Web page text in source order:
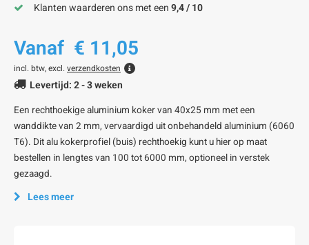
Klanten waarderen ons met een9,4 / 10
Vanaf € 11,05
incl. btw, excl. verzendkosten
Levertijd: 2 - 3 weken
Een rechthoekige aluminium koker van 40x25 mm met een
wanddikte van 2 mm, vervaardigd uit onbehandeld aluminium (6060
T6). Dit alu kokerprofiel (buis) rechthoekig kunt u hier op maat
bestellen in lengtes van 100 tot 6000 mm, optioneel in verstek
gezaagd.
Lees meer